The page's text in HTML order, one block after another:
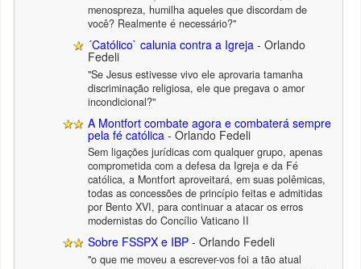
menospreza, humilha aqueles que discordam de
você? Realmente é necessário?"
´Católico` calunia contra a Igreja - Orlando
Fedeli
"Se Jesus estivesse vivo ele aprovaria tamanha
discriminação religiosa, ele que pregava o amor
incondicional?"
A Montfort combate agora e combaterá sempre
pela fé católica - Orlando Fedeli
Sem ligações jurídicas com qualquer grupo, apenas
comprometida com a defesa da Igreja e da Fé
católica, a Montfort aproveitará, em suas polêmicas,
todas as concessões de princípio feitas e admitidas
por Bento XVI, para continuar a atacar os erros
modernistas do Concílio Vaticano II
Sobre FSSPX e IBP - Orlando Fedeli
"o que me moveu a escrever-vos foi a tão atual